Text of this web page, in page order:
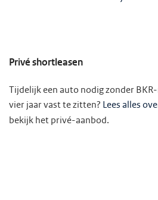
Privé shortleasen
Tijdelijk een auto nodig zonder
vier jaar vast te zitten? Lees alles
bekijk het privé-aanbod.